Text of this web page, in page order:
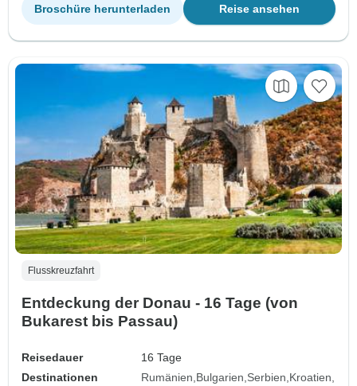
Reise ansehen
Broschüre herunterladen
Flusskreuzfahrt
Entdeckung der Donau - 16 Tage (von
Bukarest bis Passau)
Reisedauer
16 Tage
Destinationen
Rumänien Bulgarien Serbien Kroatien